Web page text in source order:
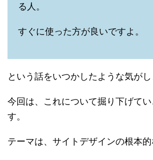
る人。
すぐに使った方が良いですよ。
という話をいつかしたような気がし
今回は、これについて掘り下げてい
す。
テーマは、サイトデザインの根本的